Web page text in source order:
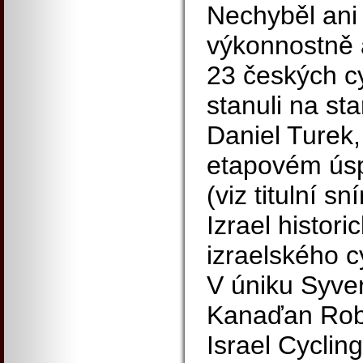
Nechyběl
výkonnostně
23 českých
stanuli na
Daniel
etapovém
(viz titulní
Izrael
izraelského
V úniku
Kanaďan
Israel